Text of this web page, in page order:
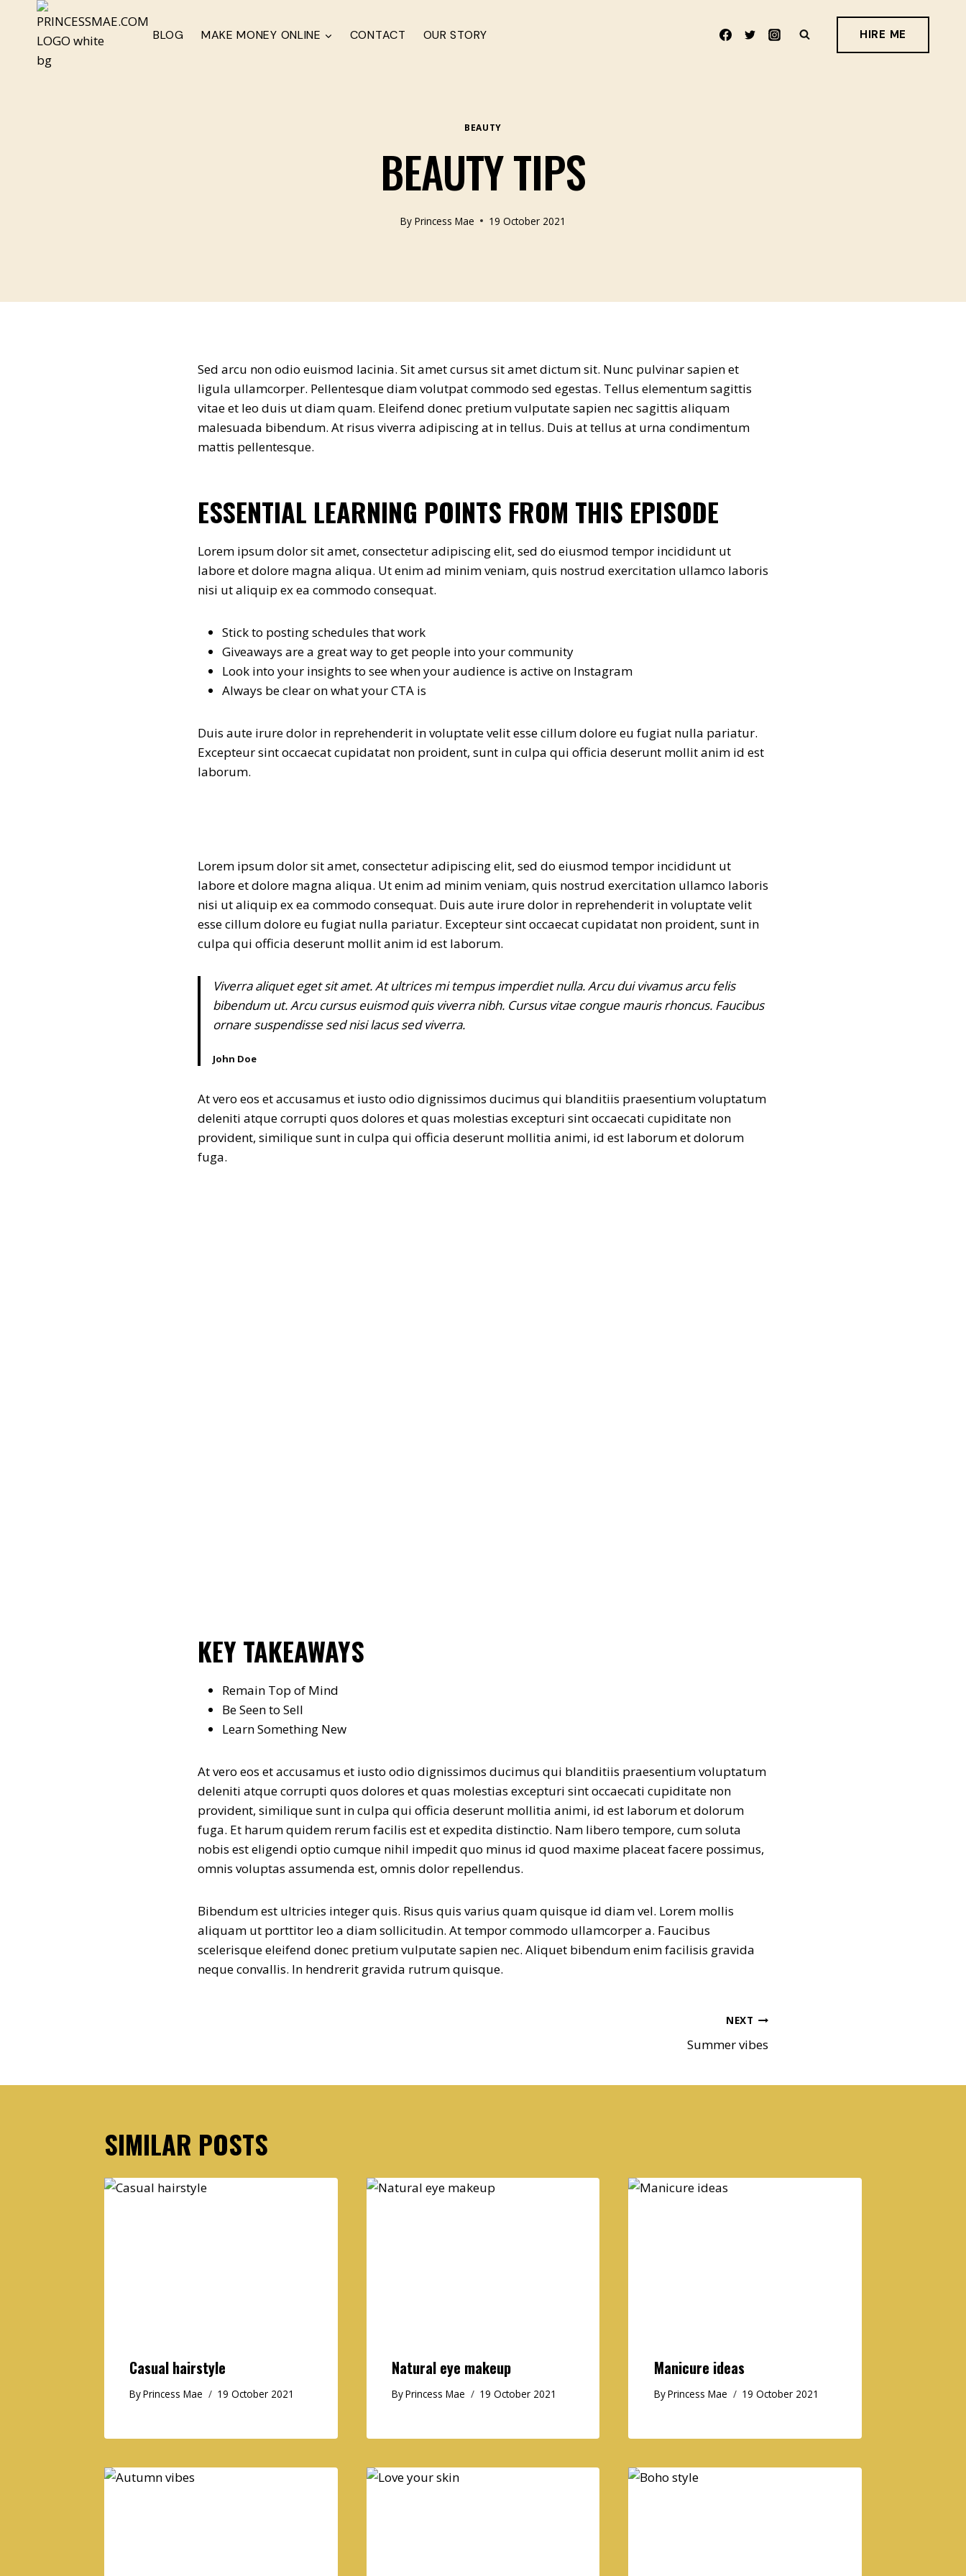
content
BLOG MAKE MONEY ONLINE CONTACT OUR STORY HIRE ME
BEAUTY
BEAUTY TIPS
By Princess Mae 19 October 2021
Sed arcu non odio euismod lacinia. Sit amet cursus sit amet dictum sit. Nunc pulvinar sapien et
ligula ullamcorper. Pellentesque diam volutpat commodo sed egestas. Tellus elementum sagittis
vitae et leo duis ut diam quam. Eleifend donec pretium vulputate sapien nec sagittis aliquam
malesuada bibendum. At risus viverra adipiscing at in tellus. Duis at tellus at urna condimentum
mattis pellentesque.
ESSENTIAL LEARNING POINTS FROM THIS EPISODE
Lorem ipsum dolor sit amet, consectetur adipiscing elit, sed do eiusmod tempor incididunt ut
labore et dolore magna aliqua. Ut enim ad minim veniam, quis nostrud exercitation ullamco laboris
nisi ut aliquip ex ea commodo consequat.
Stick to posting schedules that work
Giveaways are a great way to get people into your community
Look into your insights to see when your audience is active on Instagram
Always be clear on what your CTA is
Duis aute irure dolor in reprehenderit in voluptate velit esse cillum dolore eu fugiat nulla pariatur.
Excepteur sint occaecat cupidatat non proident, sunt in culpa qui officia deserunt mollit anim id est
laborum.
Lorem ipsum dolor sit amet, consectetur adipiscing elit, sed do eiusmod tempor incididunt ut
labore et dolore magna aliqua. Ut enim ad minim veniam, quis nostrud exercitation ullamco laboris
nisi ut aliquip ex ea commodo consequat. Duis aute irure dolor in reprehenderit in voluptate velit
esse cillum dolore eu fugiat nulla pariatur. Excepteur sint occaecat cupidatat non proident, sunt in
culpa qui officia deserunt mollit anim id est laborum.
Viverra aliquet eget sit amet. At ultrices mi tempus imperdiet nulla. Arcu dui vivamus arcu felis
bibendum ut. Arcu cursus euismod quis viverra nibh. Cursus vitae congue mauris rhoncus. Faucibus
ornare suspendisse sed nisi lacus sed viverra.
John Doe
At vero eos et accusamus et iusto odio dignissimos ducimus qui blanditiis praesentium voluptatum
deleniti atque corrupti quos dolores et quas molestias excepturi sint occaecati cupiditate non
provident, similique sunt in culpa qui officia deserunt mollitia animi, id est laborum et dolorum
fuga.
KEY TAKEAWAYS
Remain Top of Mind
Be Seen to Sell
Learn Something New
At vero eos et accusamus et iusto odio dignissimos ducimus qui blanditiis praesentium voluptatum
deleniti atque corrupti quos dolores et quas molestias excepturi sint occaecati cupiditate non
provident, similique sunt in culpa qui officia deserunt mollitia animi, id est laborum et dolorum
fuga. Et harum quidem rerum facilis est et expedita distinctio. Nam libero tempore, cum soluta
nobis est eligendi optio cumque nihil impedit quo minus id quod maxime placeat facere possimus,
omnis voluptas assumenda est, omnis dolor repellendus.
Bibendum est ultricies integer quis. Risus quis varius quam quisque id diam vel. Lorem mollis
aliquam ut porttitor leo a diam sollicitudin. At tempor commodo ullamcorper a. Faucibus
scelerisque eleifend donec pretium vulputate sapien nec. Aliquet bibendum enim facilisis gravida
neque convallis. In hendrerit gravida rutrum quisque.
NEXT
Summer vibes
SIMILAR POSTS
Casual hairstyle
ByPrincess Mae 19 October 2021
Natural eye makeup
ByPrincess Mae 19 October 2021
Manicure ideas
ByPrincess Mae 19 October 2021